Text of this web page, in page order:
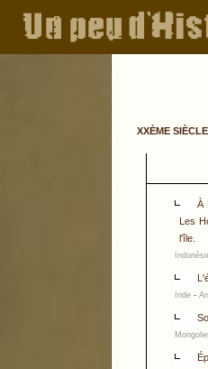
XXÈME SIÈCLE
À
Les
l'île.
Inde -
Mongolie